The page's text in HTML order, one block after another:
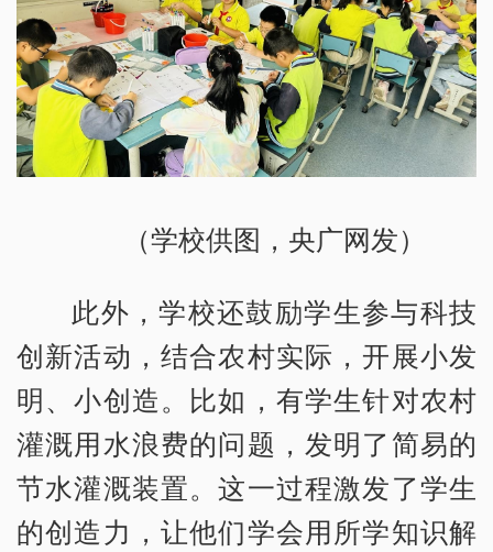
（学校供图，央广网发）
此外，学校还鼓励学生参与科技
创新活动，结合农村实际，开展小发
明、小创造。比如，有学生针对农村
灌溉用水浪费的问题，发明了简易的
节水灌溉装置。这一过程激发了学生
的创造力，让他们学会用所学知识解